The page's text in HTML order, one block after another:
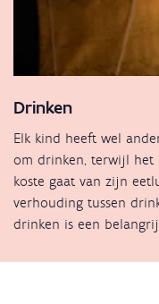
Drinken
Elk kind heeft wel
om drinken, terwijl het
koste gaat van zijn
verhouding tussen
drinken is een